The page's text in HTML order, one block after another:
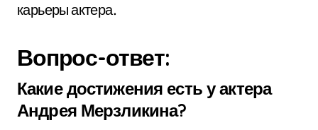
карьеры актера.
Вопрос-ответ:
Какие достижения есть у актера
Андрея Мерзликина?